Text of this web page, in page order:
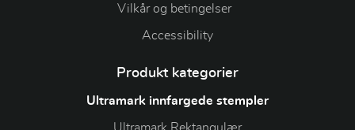
Vilkår og betingelser
Accessibility
Produkt kategorier
Ultramark innfargede stempler